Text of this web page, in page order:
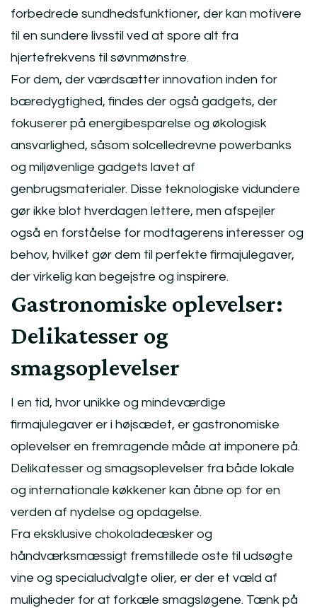
forbedrede sundhedsfunktioner, der kan motivere
til en sundere livsstil ved at spore alt fra
hjertefrekvens til søvnmønstre.
For dem, der værdsætter innovation inden for
bæredygtighed, findes der også gadgets, der
fokuserer på energibesparelse og økologisk
ansvarlighed, såsom solcelledrevne powerbanks
og miljøvenlige gadgets lavet af
genbrugsmaterialer. Disse teknologiske vidundere
gør ikke blot hverdagen lettere, men afspejler
også en forståelse for modtagerens interesser og
behov, hvilket gør dem til perfekte firmajulegaver,
der virkelig kan begejstre og inspirere.
Gastronomiske oplevelser:
Delikatesser og
smagsoplevelser
I en tid, hvor unikke og mindeværdige
firmajulegaver er i højsædet, er gastronomiske
oplevelser en fremragende måde at imponere på.
Delikatesser og smagsoplevelser fra både lokale
og internationale køkkener kan åbne op for en
verden af nydelse og opdagelse.
Fra eksklusive chokoladeæsker og
håndværksmæssigt fremstillede oste til udsøgte
vine og specialudvalgte olier, er der et væld af
muligheder for at forkæle smagsløgene. Tænk på